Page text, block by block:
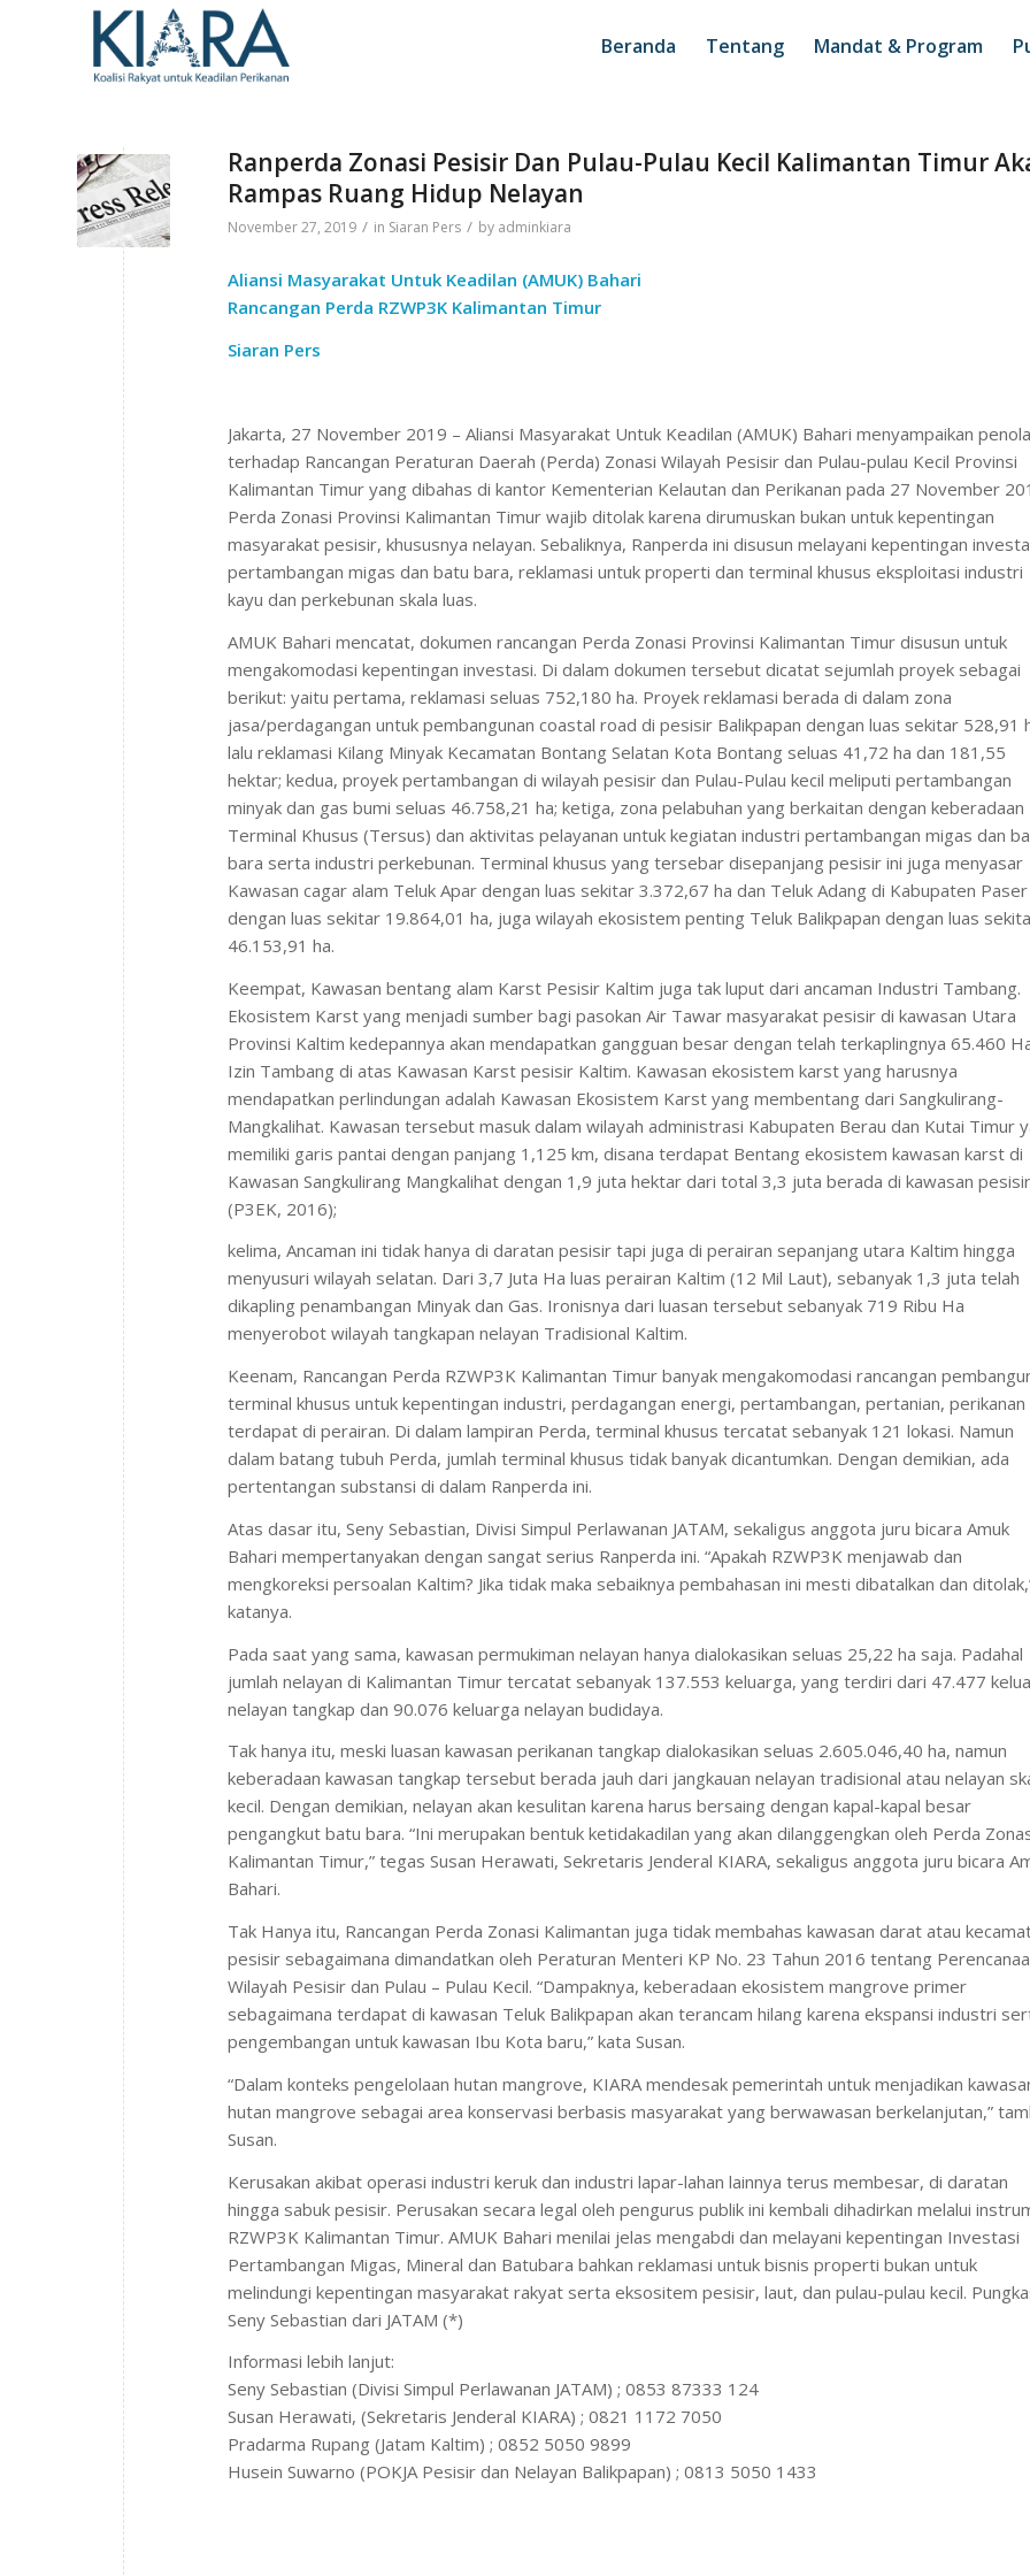
Beranda Tentang Mandat & Program
Ranperda Zonasi Pesisir Dan Pulau-Pulau Kecil Kalimantan Timur
Rampas Ruang Hidup Nelayan
November 27, 2019 / in Siaran Pers / by adminkiara
Aliansi Masyarakat Untuk Keadilan (AMUK) Bahari
Rancangan Perda RZWP3K Kalimantan Timur
Siaran Pers
Jakarta, 27 November 2019 – Aliansi Masyarakat Untuk Keadilan (AMUK) Bahari menyampaikan
terhadap Rancangan Peraturan Daerah (Perda) Zonasi Wilayah Pesisir dan Pulau-pulau Kecil Provinsi
Kalimantan Timur yang dibahas di kantor Kementerian Kelautan dan Perikanan pada 27 November
Perda Zonasi Provinsi Kalimantan Timur wajib ditolak karena dirumuskan bukan untuk kepentingan
masyarakat pesisir, khususnya nelayan. Sebaliknya, Ranperda ini disusun melayani kepentingan
pertambangan migas dan batu bara, reklamasi untuk properti dan terminal khusus eksploitasi industri
kayu dan perkebunan skala luas.
AMUK Bahari mencatat, dokumen rancangan Perda Zonasi Provinsi Kalimantan Timur disusun untuk
mengakomodasi kepentingan investasi. Di dalam dokumen tersebut dicatat sejumlah proyek sebagai
berikut: yaitu pertama, reklamasi seluas 752,180 ha. Proyek reklamasi berada di dalam zona
jasa/perdagangan untuk pembangunan coastal road di pesisir Balikpapan dengan luas sekitar 528,91
lalu reklamasi Kilang Minyak Kecamatan Bontang Selatan Kota Bontang seluas 41,72 ha dan 181,55
hektar; kedua, proyek pertambangan di wilayah pesisir dan Pulau-Pulau kecil meliputi pertambangan
minyak dan gas bumi seluas 46.758,21 ha; ketiga, zona pelabuhan yang berkaitan dengan keberadaan
Terminal Khusus (Tersus) dan aktivitas pelayanan untuk kegiatan industri pertambangan migas dan
bara serta industri perkebunan. Terminal khusus yang tersebar disepanjang pesisir ini juga menyasar
Kawasan cagar alam Teluk Apar dengan luas sekitar 3.372,67 ha dan Teluk Adang di Kabupaten Paser
dengan luas sekitar 19.864,01 ha, juga wilayah ekosistem penting Teluk Balikpapan dengan luas
46.153,91 ha.
Keempat, Kawasan bentang alam Karst Pesisir Kaltim juga tak luput dari ancaman Industri Tambang.
Ekosistem Karst yang menjadi sumber bagi pasokan Air Tawar masyarakat pesisir di kawasan Utara
Provinsi Kaltim kedepannya akan mendapatkan gangguan besar dengan telah terkaplingnya 65.460
Izin Tambang di atas Kawasan Karst pesisir Kaltim. Kawasan ekosistem karst yang harusnya
mendapatkan perlindungan adalah Kawasan Ekosistem Karst yang membentang dari Sangkulirang-
Mangkalihat. Kawasan tersebut masuk dalam wilayah administrasi Kabupaten Berau dan Kutai Timur
memiliki garis pantai dengan panjang 1,125 km, disana terdapat Bentang ekosistem kawasan karst di
Kawasan Sangkulirang Mangkalihat dengan 1,9 juta hektar dari total 3,3 juta berada di kawasan pesisir
(P3EK, 2016);
kelima, Ancaman ini tidak hanya di daratan pesisir tapi juga di perairan sepanjang utara Kaltim hingga
menyusuri wilayah selatan. Dari 3,7 Juta Ha luas perairan Kaltim (12 Mil Laut), sebanyak 1,3 juta telah
dikapling penambangan Minyak dan Gas. Ironisnya dari luasan tersebut sebanyak 719 Ribu Ha
menyerobot wilayah tangkapan nelayan Tradisional Kaltim.
Keenam, Rancangan Perda RZWP3K Kalimantan Timur banyak mengakomodasi rancangan
terminal khusus untuk kepentingan industri, perdagangan energi, pertambangan, pertanian, perikanan
terdapat di perairan. Di dalam lampiran Perda, terminal khusus tercatat sebanyak 121 lokasi. Namun
dalam batang tubuh Perda, jumlah terminal khusus tidak banyak dicantumkan. Dengan demikian, ada
pertentangan substansi di dalam Ranperda ini.
Atas dasar itu, Seny Sebastian, Divisi Simpul Perlawanan JATAM, sekaligus anggota juru bicara Amuk
Bahari mempertanyakan dengan sangat serius Ranperda ini. “Apakah RZWP3K menjawab dan
mengkoreksi persoalan Kaltim? Jika tidak maka sebaiknya pembahasan ini mesti dibatalkan dan
katanya.
Pada saat yang sama, kawasan permukiman nelayan hanya dialokasikan seluas 25,22 ha saja. Padahal
jumlah nelayan di Kalimantan Timur tercatat sebanyak 137.553‬ keluarga, yang terdiri dari 47.477
nelayan tangkap dan 90.076 keluarga nelayan budidaya.
Tak hanya itu, meski luasan kawasan perikanan tangkap dialokasikan seluas 2.605.046,40 ha, namun
keberadaan kawasan tangkap tersebut berada jauh dari jangkauan nelayan tradisional atau nelayan
kecil. Dengan demikian, nelayan akan kesulitan karena harus bersaing dengan kapal-kapal besar
pengangkut batu bara. “Ini merupakan bentuk ketidakadilan yang akan dilanggengkan oleh Perda
Kalimantan Timur,” tegas Susan Herawati, Sekretaris Jenderal KIARA, sekaligus anggota juru bicara
Bahari.
Tak Hanya itu, Rancangan Perda Zonasi Kalimantan juga tidak membahas kawasan darat atau
pesisir sebagaimana dimandatkan oleh Peraturan Menteri KP No. 23 Tahun 2016 tentang
Wilayah Pesisir dan Pulau – Pulau Kecil. “Dampaknya, keberadaan ekosistem mangrove primer
sebagaimana terdapat di kawasan Teluk Balikpapan akan terancam hilang karena ekspansi industri
pengembangan untuk kawasan Ibu Kota baru,” kata Susan.
“Dalam konteks pengelolaan hutan mangrove, KIARA mendesak pemerintah untuk menjadikan
hutan mangrove sebagai area konservasi berbasis masyarakat yang berwawasan berkelanjutan,”
Susan.
Kerusakan akibat operasi industri keruk dan industri lapar-lahan lainnya terus membesar, di daratan
hingga sabuk pesisir. Perusakan secara legal oleh pengurus publik ini kembali dihadirkan melalui
RZWP3K Kalimantan Timur. AMUK Bahari menilai jelas mengabdi dan melayani kepentingan Investasi
Pertambangan Migas, Mineral dan Batubara bahkan reklamasi untuk bisnis properti bukan untuk
melindungi kepentingan masyarakat rakyat serta eksositem pesisir, laut, dan pulau-pulau kecil.
Seny Sebastian dari JATAM (*)
Informasi lebih lanjut:
Seny Sebastian (Divisi Simpul Perlawanan JATAM) ; 0853 87333 124
Susan Herawati, (Sekretaris Jenderal KIARA) ; 0821 1172 7050
Pradarma Rupang (Jatam Kaltim) ; 0852 5050 9899
Husein Suwarno (POKJA Pesisir dan Nelayan Balikpapan) ; 0813 5050 1433